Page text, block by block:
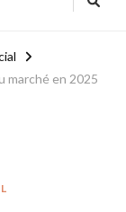
marché en 2025